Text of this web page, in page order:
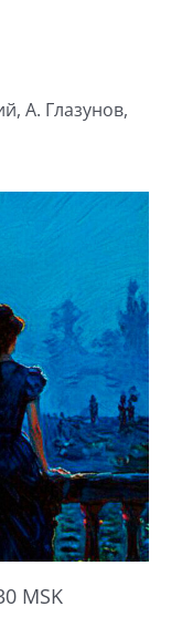
А. Глазунов,
MSK